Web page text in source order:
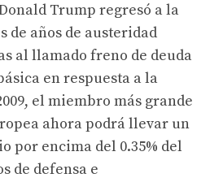
Trump regresó a la
de años de austeridad
al llamado freno de deuda
en respuesta a la
el miembro más grande
ahora podrá llevar un
por encima del 0.35% del
de defensa e